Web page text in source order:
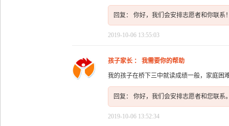
回复： 你好，我们会安排志愿者和你联系
2019-10-06 13:55:03
孩子家长 ： 我需要你的帮助
我的孩子在桥下三中就读成绩一般，家庭困
回复： 你好，我们会安排志愿者和您联系
2019-10-06 13:52:34